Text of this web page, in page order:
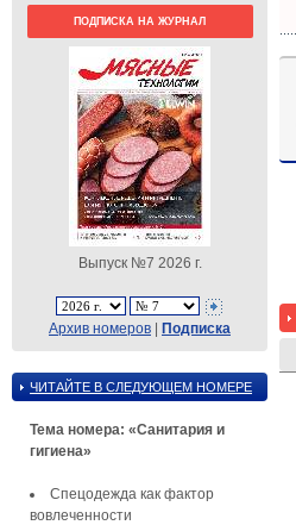
ПОДПИСКА НА ЖУРНАЛ
Выпуск №7 2026 г.
Архив номеров | Подписка
ЧИТАЙТЕ В СЛЕДУЮЩЕМ НОМЕРЕ
Тема номера: «Санитария и
гигиена»
Спецодежда как фактор
вовлеченности